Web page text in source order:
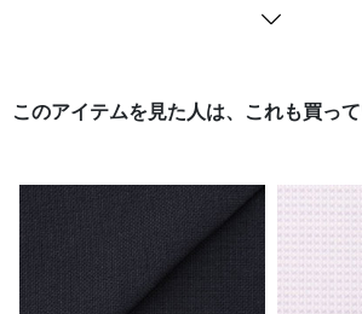
このアイテムを見た人は、これも買っ